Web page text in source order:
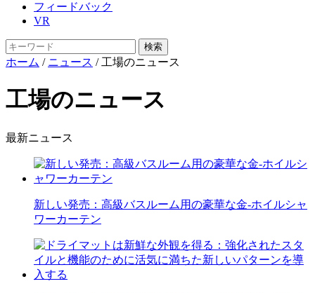
フィードバック
VR
ホーム / ニュース / 工場のニュース
工場のニュース
最新ニュース
新しい発売：高級バスルーム用の豪華な金-ホイルシャ
ワーカーテン